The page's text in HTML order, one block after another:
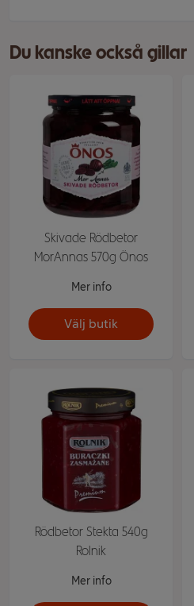
Du kanske också gillar
Skivade Rödbetor
MorAnnas 570g Önos
Mer info
Välj butik
Rödbetor Stekta 540g
Rolnik
Mer info